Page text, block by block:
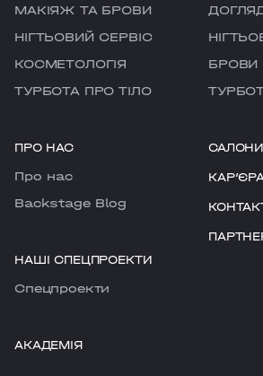
МАКІЯЖ ТА БРОВИ
НІГТЬОВИЙ СЕРВІС
КОСМЕТОЛОГІЯ
ТУРБОТА ПРО ТІЛО
БРОВИ
ПРО НАС
Про нас
Backstage Blog
НАШІ СПЕЦПРОЕКТИ
Cпецпроекти
САЛОНИ
АКАДЕМІЯ